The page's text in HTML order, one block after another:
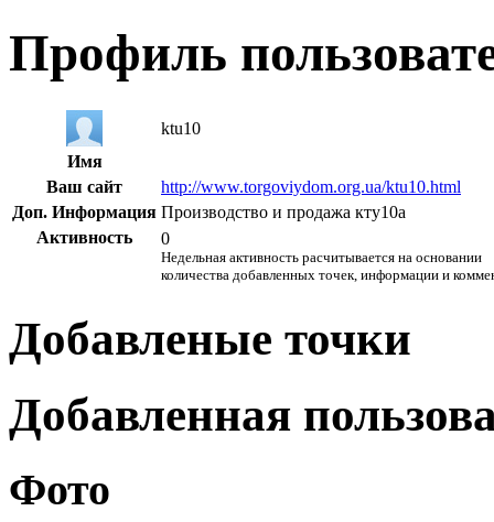
Профиль
ktu10
Имя
Ваш сайт
http://www.torgoviydom.org.ua/ktu10.html
Доп. Информация Производство и продажа кту10а
Активность
0
Недельная активность расчитывается на основании
количества добавленных точек, информации и
Добавленые точки
Добавленная
Фото